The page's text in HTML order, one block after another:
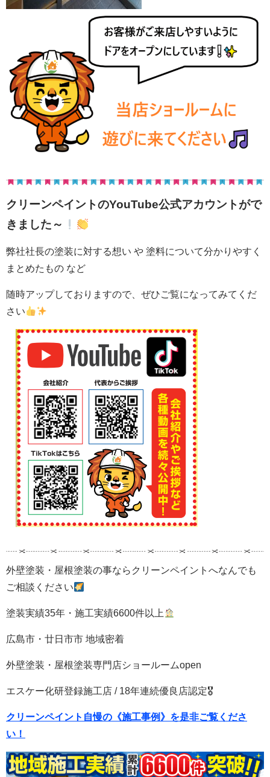
クリーンペイントのYouTube公式アカウントがで
きました～
弊社社長の塗装に対する想い や 塗料について分かりやすく
まとめたもの など
随時アップしておりますので、ぜひご覧になってみてくだ
さい
外壁塗装・屋根塗装の事ならクリーンペイントへなんでも
ご相談ください
塗装実績35年・施工実績6600件以上
広島市・廿日市市 地域密着
外壁塗装・屋根塗装専門店ショールームopen
エスケー化研登録施工店 / 18年連続優良店認定🎖
クリーンペイント自慢の《施工事例》を是非ご覧くださ
い！